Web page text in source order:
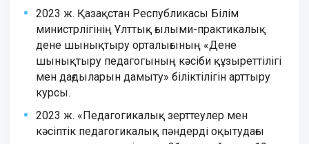
2023 ж. Қазақстан Республикасы Білім
министрлігінің Ұлттық ғылыми-практикалық
дене шынықтыру орталығының «Дене
шынықтыру педагогының кәсіби құзыреттілігі
мен дағдыларын дамыту» біліктілігін арттыру
курсы.
2023 ж. «Педагогикалық зерттеулер мен
кәсіптік педагогикалық пәндерді оқытудағы